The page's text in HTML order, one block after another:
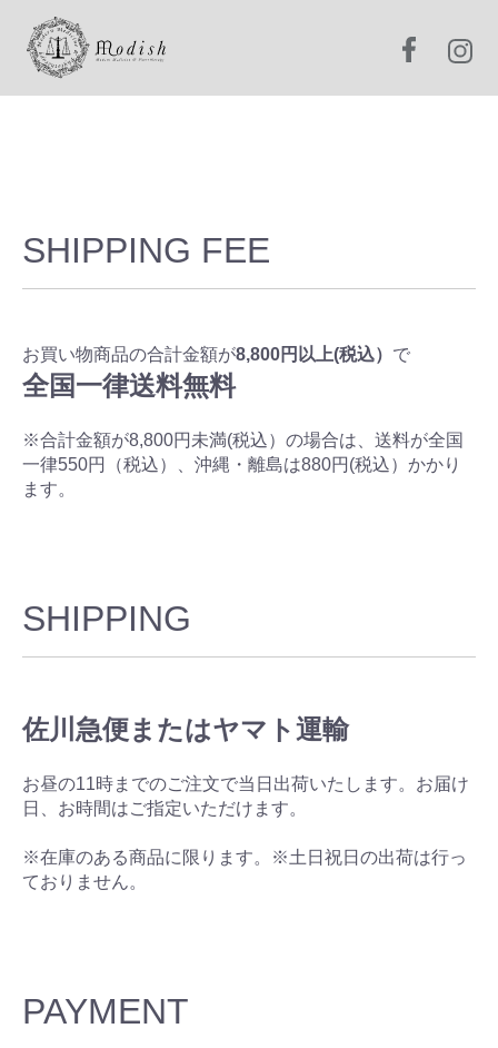
SHIPPING FEE
お買い物商品の合計金額が8,800円以上(税込） で
全国一律送料無料
※合計金額が8,800円未満(税込）の場合は、送料が全国
一律550円（税込）、沖縄・離島は880円(税込）かかり
ます。
SHIPPING
佐川急便またはヤマト運輸
お昼の11時までのご注文で当日出荷いたします。お届け
日、お時間はご指定いただけます。
※在庫のある商品に限ります。※土日祝日の出荷は行っ
ておりません。
PAYMENT